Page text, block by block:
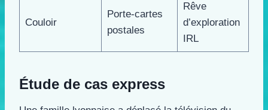
Couloir
Porte-cartes
postales
Rêve
d’exploration
IRL
Étude de cas express